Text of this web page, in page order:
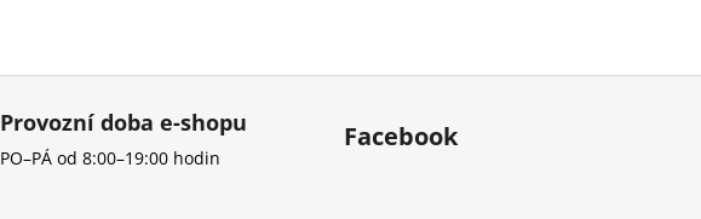
Provozní doba e-shopu
PO–PÁ od 8:00–19:00 hodin
Facebook